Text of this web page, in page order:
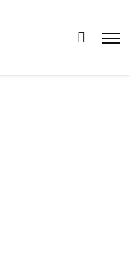
search